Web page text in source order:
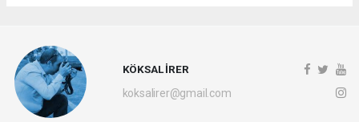
KÖKSAL İRER
koksalirer@gmail.com